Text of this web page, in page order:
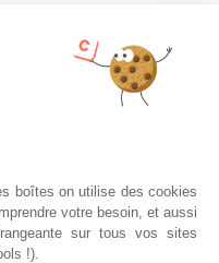
boîtes on utilise des cookies
votre besoin, et aussi
sur tous vos sites
!).